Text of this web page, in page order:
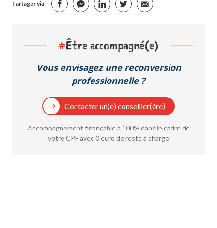
Partager via :
#Être accompagné(e)
Vous envisagez une reconversion
professionnelle ?
Contacter un(e) conseiller(ère)
Accompagnement finançable à 100% dans le cadre de
votre CPF avec 0 euro de reste à charge